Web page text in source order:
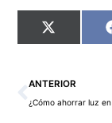
Compartir
en
X
(Twitter)
Ant
ANTERIOR
¿Cómo ahorrar luz